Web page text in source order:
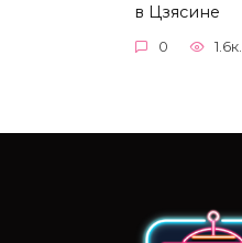
в Цзясине
0 1.6к.